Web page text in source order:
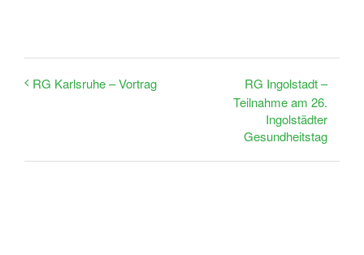
RG Karlsruhe – Vortrag
RG Ingolstadt –
Teilnahme am 26.
Ingolstädter
Gesundheitstag